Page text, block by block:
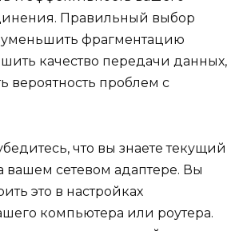
Правильный выбор
фрагментацию
качество передачи данных,
вероятность проблем с
что вы знаете текущий
вашем сетевом адаптере. Вы
это в настройках
компьютера или роутера.